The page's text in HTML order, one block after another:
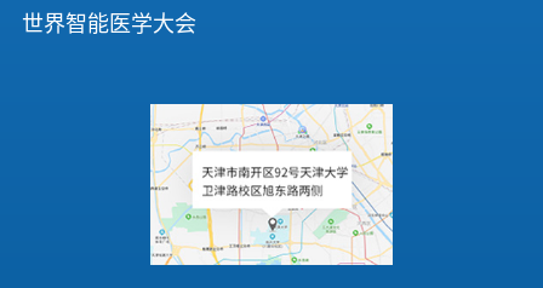
世界智能医学大会